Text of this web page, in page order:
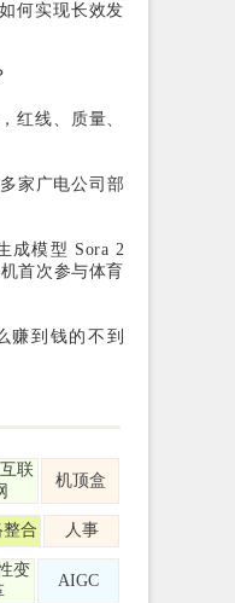
何实现长效发
红线、质量、
家广电公司部
成模型 Sora 2
首次参与体育
赚到钱的不到
联
机顶盒
整合 人事
变
AIGC